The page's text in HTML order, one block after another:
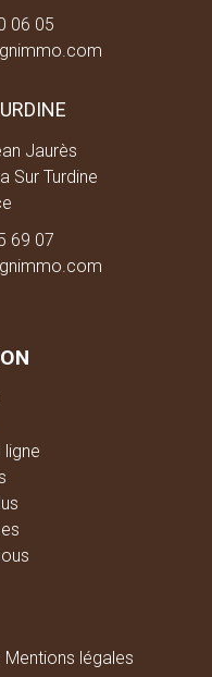
06 05
Jaurès
Sur Turdine
69 07
ligne
Mentions légales